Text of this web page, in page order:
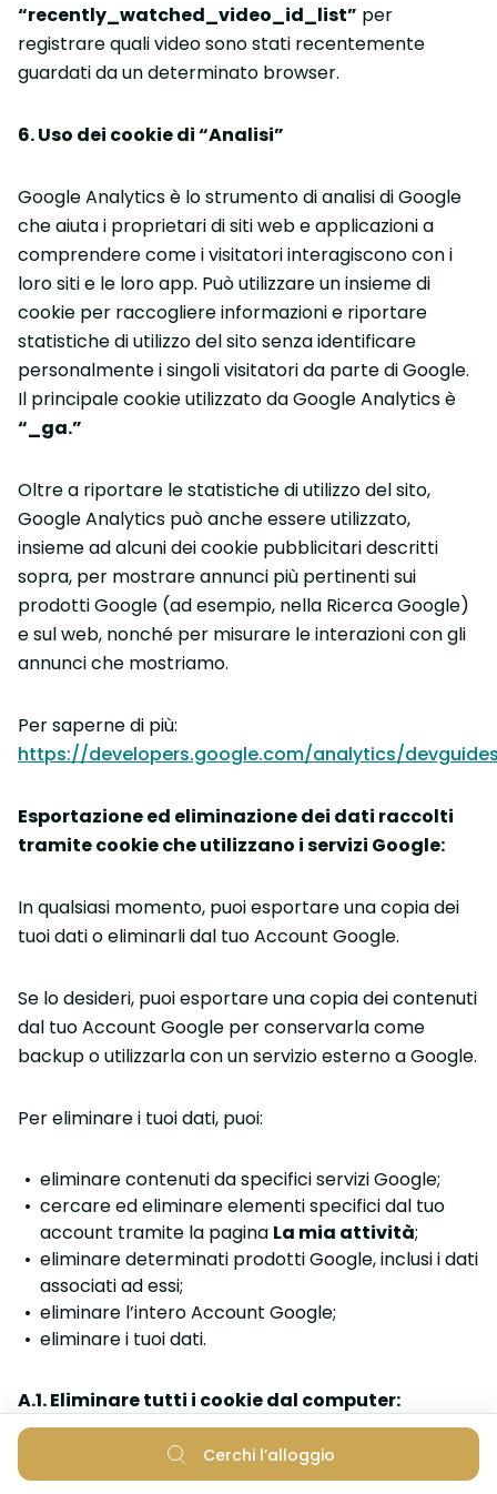
Cerchi l’alloggio
“recently_watched_video_id_list” per
registrare quali video sono stati recentemente
guardati da un determinato browser.
6. Uso dei cookie di “Analisi”
Google Analytics è lo strumento di analisi di Google
che aiuta i proprietari di siti web e applicazioni a
comprendere come i visitatori interagiscono con i
loro siti e le loro app. Può utilizzare un insieme di
cookie per raccogliere informazioni e riportare
statistiche di utilizzo del sito senza identificare
personalmente i singoli visitatori da parte di Google.
Il principale cookie utilizzato da Google Analytics è
“_ga.”
Oltre a riportare le statistiche di utilizzo del sito,
Google Analytics può anche essere utilizzato,
insieme ad alcuni dei cookie pubblicitari descritti
sopra, per mostrare annunci più pertinenti sui
prodotti Google (ad esempio, nella Ricerca Google)
e sul web, nonché per misurare le interazioni con gli
annunci che mostriamo.
Per saperne di più:
https://developers.google.com/analytics/
Esportazione ed eliminazione dei dati raccolti
tramite cookie che utilizzano i servizi Google:
In qualsiasi momento, puoi esportare una copia dei
tuoi dati o eliminarli dal tuo Account Google.
Se lo desideri, puoi esportare una copia dei contenuti
dal tuo Account Google per conservarla come
backup o utilizzarla con un servizio esterno a Google.
Per eliminare i tuoi dati, puoi:
eliminare contenuti da specifici servizi Google;
cercare ed eliminare elementi specifici dal tuo
account tramite la pagina La mia attività;
eliminare determinati prodotti Google, inclusi i dati
associati ad essi;
eliminare l’intero Account Google;
eliminare i tuoi dati.
A.1. Eliminare tutti i cookie dal computer:
Se rimuovi i cookie, verrai disconnesso dai siti web e